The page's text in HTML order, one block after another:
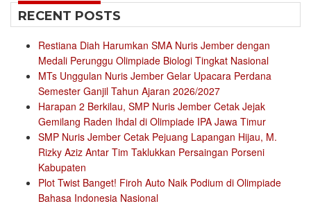
RECENT POSTS
Restiana Diah Harumkan SMA Nuris Jember dengan
Medali Perunggu Olimpiade Biologi Tingkat Nasional
MTs Unggulan Nuris Jember Gelar Upacara Perdana
Semester Ganjil Tahun Ajaran 2026/2027
Harapan 2 Berkilau, SMP Nuris Jember Cetak Jejak
Gemilang Raden Ihdal di Olimpiade IPA Jawa Timur
SMP Nuris Jember Cetak Pejuang Lapangan Hijau, M.
Rizky Aziz Antar Tim Taklukkan Persaingan Porseni
Kabupaten
Plot Twist Banget! Firoh Auto Naik Podium di Olimpiade
Bahasa Indonesia Nasional